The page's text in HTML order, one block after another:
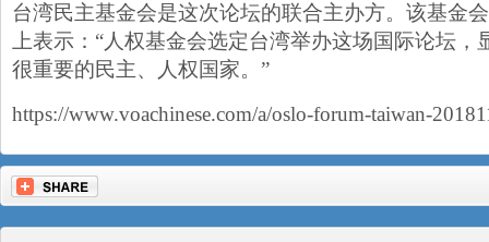
台湾民主基金会是这次论坛的联合主办方。该基金
上表示：“人权基金会选定台湾举办这场国际论坛
很重要的民主、人权国家。”
https://www.voachinese.com/a/oslo-forum-taiwan-